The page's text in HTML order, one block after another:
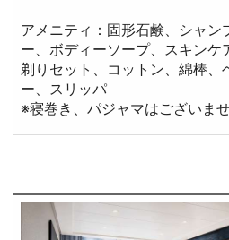
アメニティ：固形石鹸、シャン
ー、ボディーソープ、スキンケ
剃りセット、コットン、綿棒、
ー、スリッパ
※寝巻き、パジャマはございま